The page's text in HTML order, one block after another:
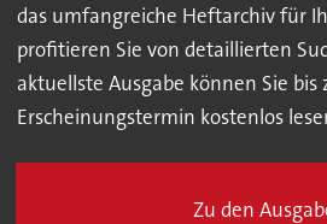
das umfangreiche Heftarchiv für
profitieren Sie von detaillierten
aktuellste Ausgabe können Sie bis
Erscheinungstermin kostenlos
Zu den